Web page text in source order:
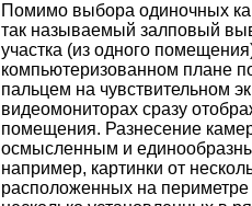
Помимо выбора одиночных
так называемый залповый
участка (из одного
компьютеризованном плане
пальцем на чувствительном
видеомониторах сразу
помещения. Разнесение
осмысленным и
например, картинки от
расположенных на